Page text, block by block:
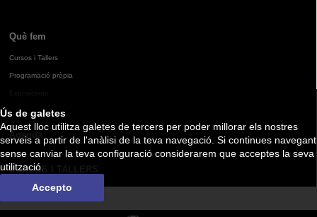
Ús de galetes
Aquest lloc utilitza galetes de tercers per poder millorar els nostres
serveis a partir de l'anàlisi de la teva navegació. Si continues navegant
sense canviar la teva configuració considerarem que acceptes la seva
utilització.
Accepto
Què fem
Cursos i Tallers
Programació pròpia
Agenda
CURSOS I TALLERS